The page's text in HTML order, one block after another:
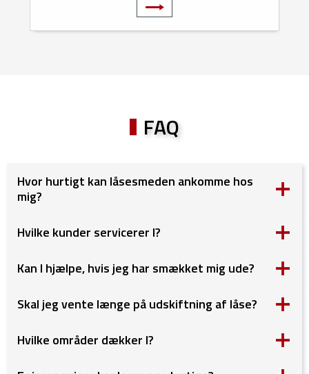
FAQ
Hvor hurtigt kan låsesmeden ankomme hos
mig?
Hvilke kunder servicerer I?
Kan I hjælpe, hvis jeg har smækket mig ude?
Skal jeg vente længe på udskiftning af låse?
Hvilke områder dækker I?